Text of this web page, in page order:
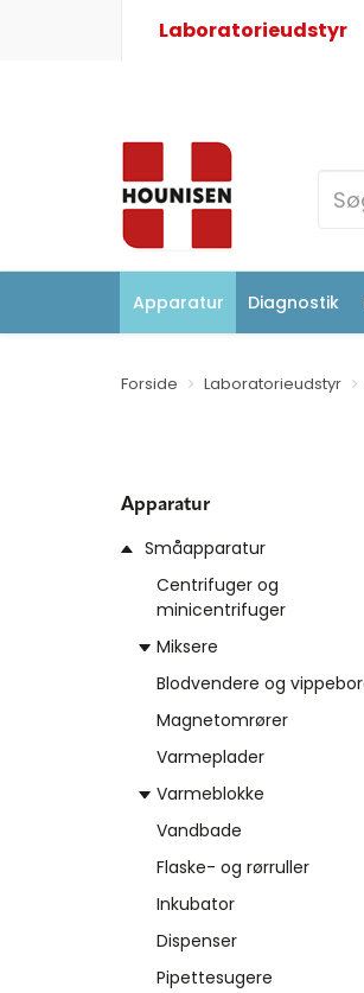
Laboratorieudstyr
Apparatur Diagnostik
Forside Laboratorieudstyr
Apparatur
Småapparatur
Centrifuger og
minicentrifuger
Miksere
Blodvendere og
Magnetomrører
Varmeplader
Varmeblokke
Vandbade
Flaske- og rørruller
Inkubator
Dispenser
Pipettesugere